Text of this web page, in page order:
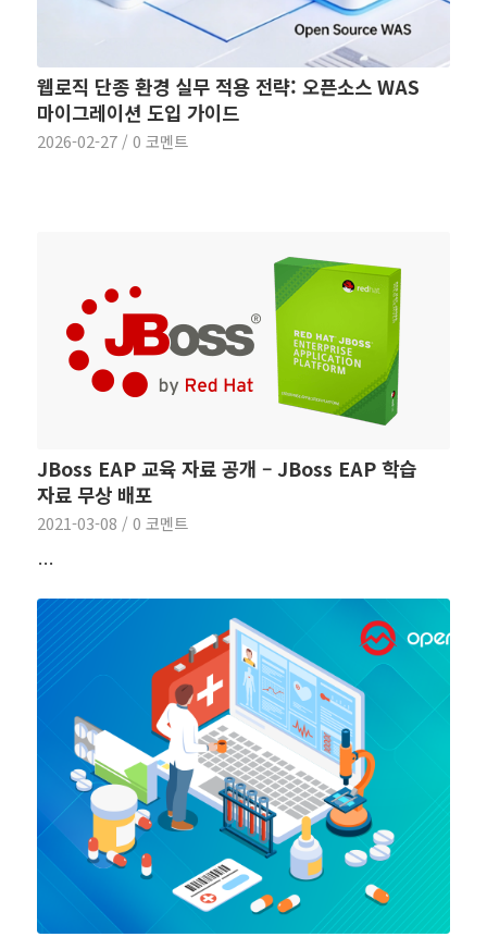
웹로직 단종 환경 실무 적용 전략: 오픈소스 WAS
마이그레이션 도입 가이드
2026-02-27 / 0 코멘트
JBoss EAP 교육 자료 공개 – JBoss EAP 학습
자료 무상 배포
2021-03-08 / 0 코멘트
…